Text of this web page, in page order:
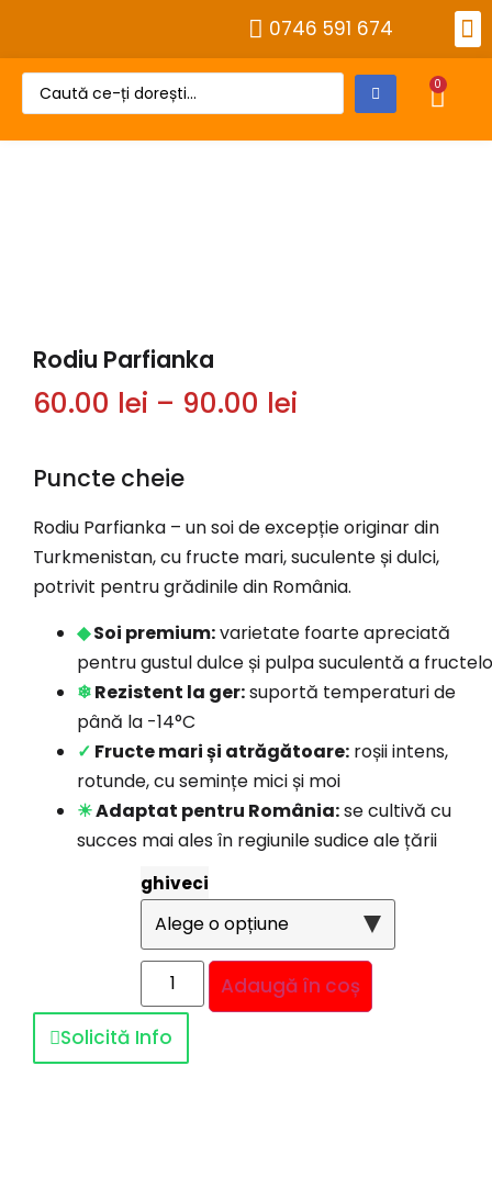
0746 591 674
0
Rodiu Parfianka
60.00 lei – 90.00 lei
Puncte cheie
Rodiu Parfianka – un soi de excepție originar din
Turkmenistan, cu fructe mari, suculente și dulci,
potrivit pentru grădinile din România.
◆Soi premium:varietate foarte apreciată
pentru gustul dulce și pulpa suculentă a
❄Rezistent la ger:suportă temperaturi de
până la -14°C
✓ Fructe mari și atrăgătoare: roșii intens,
rotunde, cu semințe mici și moi
☀Adaptat pentru România:se cultivă cu
succes mai ales în regiunile sudice ale țării
ghiveci
Adaugă în coș
Solicită Info